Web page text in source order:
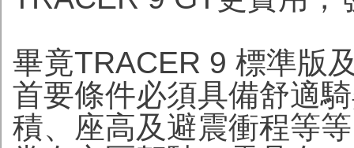
畢竟TRACER 9 標準版
首要條件必須具備舒適
積、座高及避震衝程等